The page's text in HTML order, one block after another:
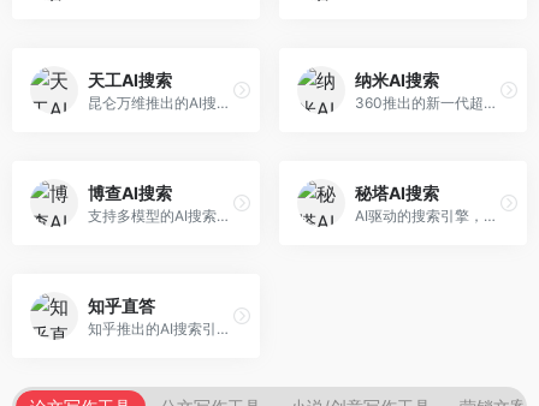
天工AI搜索
昆仑万维推出的AI搜索引擎，整合大模型与搜索能力。面向普通用户，提供智能问答、深度搜索、内容整理等服务，中文搜索体验好。
纳米AI搜索
360推出的新一代超级AI搜索，深度整合360搜索资源。面向普通用户，提供智能问答、多模态搜索、内容生成等服务，安全可靠。
博查AI搜索
支持多模型的AI搜索引擎，整合多种大模型能力。面向AI爱好者，提供多模型搜索、答案对比、深度分析等服务，模型选择灵活。
秘塔AI搜索
AI驱动的搜索引擎，专注于无广告直达结果。面向研究者和信息获取需求者，提供深度搜索、来源标注、答案整理等服务，搜索结果干净准确，信息可信度高。
知乎直答
知乎推出的AI搜索引擎，专注于知识问答场景。面向知识获取者，提供知乎内容搜索、智能问答、知识整理等服务，专业知识丰富。